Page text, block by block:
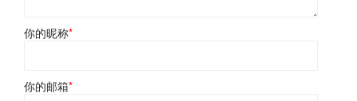
你的昵称*
你的邮箱*